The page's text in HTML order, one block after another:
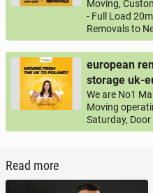
Moving,
- Full Load
Removals to
european
storage uk-
We are No1
Moving
Saturday, Door
Read more